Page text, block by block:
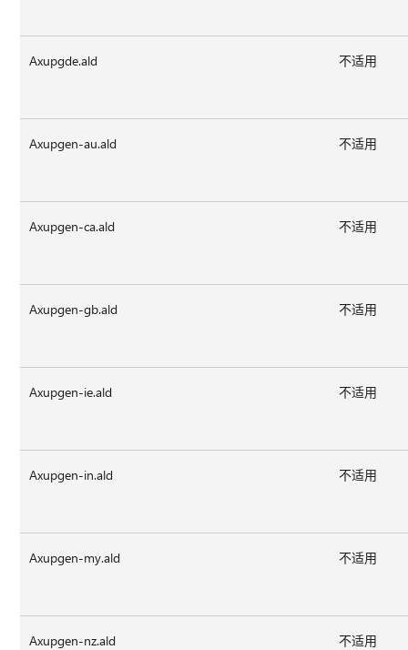
Axupgde.ald 不适用
Axupgen-au.ald 不适用
Axupgen-ca.ald 不适用
Axupgen-gb.ald 不适用
Axupgen-ie.ald 不适用
Axupgen-in.ald 不适用
Axupgen-my.ald 不适用
Axupgen-nz.ald 不适用